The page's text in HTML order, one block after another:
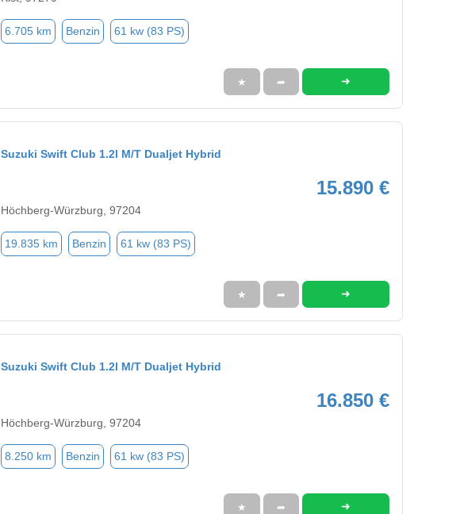
6.705 km Benzin 61 kw (83 PS)
★ ➦ ➜
Suzuki Swift Club 1.2l M/T Dualjet Hybrid
15.890 €
Höchberg-Würzburg, 97204
19.835 km Benzin 61 kw (83 PS)
★ ➦ ➜
Suzuki Swift Club 1.2l M/T Dualjet Hybrid
16.850 €
Höchberg-Würzburg, 97204
8.250 km Benzin 61 kw (83 PS)
★ ➦ ➜